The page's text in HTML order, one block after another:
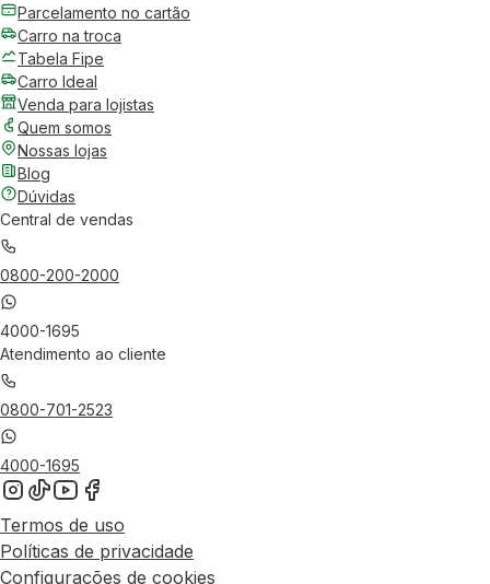
Parcelamento no cartão
Carro na troca
Tabela Fipe
Carro Ideal
Venda para lojistas
Quem somos
Nossas lojas
Blog
Dúvidas
Central de vendas
0800-200-2000
4000-1695
Atendimento ao cliente
0800-701-2523
4000-1695
Termos de uso
Políticas de privacidade
Configurações de cookies